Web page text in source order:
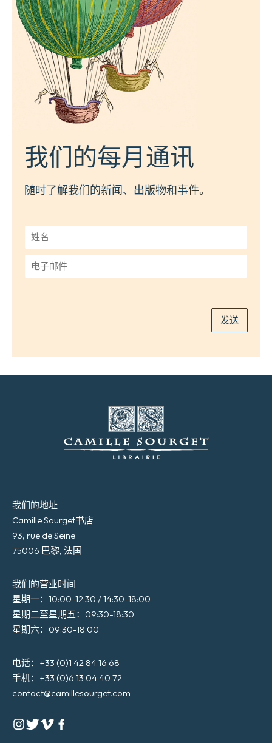
我们的每月通讯
随时了解我们的新闻、出版物和事件。
姓
名
*
子
发送
我们的地址
Camille Sourget书店
93, rue de Seine
75006 巴黎, 法国
我们的营业时间
星期一：10:00-12:30 / 14:30-18:00
星期二至星期五：09:30-18:30
星期六：09:30-18:00
电话：+33 (0)1 42 84 16 68
手机：+33 (0)6 13 04 40 72
contact@camillesourget.com